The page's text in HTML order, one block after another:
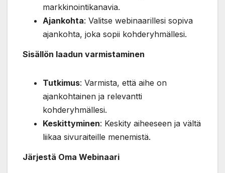
markkinointikanavia.
Ajankohta: Valitse webinaarillesi sopiva
ajankohta, joka sopii kohderyhmällesi.
Sisällön laadun varmistaminen
Tutkimus: Varmista, että aihe on
ajankohtainen ja relevantti
kohderyhmällesi.
Keskittyminen: Keskity aiheeseen ja vältä
liikaa sivuraiteille menemistä.
Järjestä Oma Webinaari